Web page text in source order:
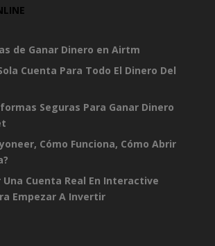
de Ganar Dinero en Airtm
Cuenta Para Todo El Dinero Del
Seguras Para Ganar Dinero
Cómo Funciona, Cómo Abrir
Una Cuenta Real En Interactive
Empezar A Invertir